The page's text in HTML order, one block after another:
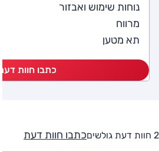
נוחות שימוש ואבזור
מרווח
תא מטען
כתבו חוות דעת
2 חוות דעת גולשים כתבו חוות דעת